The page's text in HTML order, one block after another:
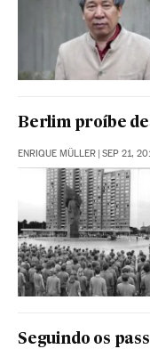
Berlim proíbe
ENRIQUE MÜLLER SEP 21,
Seguindo os